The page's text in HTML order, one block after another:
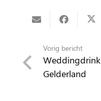
Vorig bericht
Weddingdrink
Gelderland